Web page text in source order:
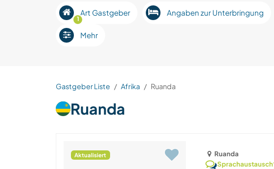
Art Gastgeber
1
Angaben zur Unterbringung
Mehr
Gastgeber Liste Afrika Ruanda
Ruanda
Aktualisiert
Ruanda
Sprachaustausch